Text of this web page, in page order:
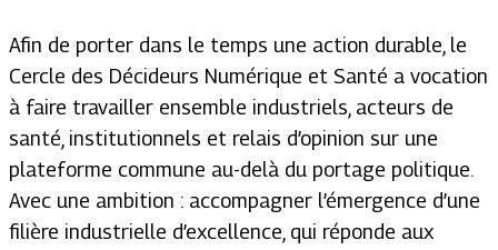
Afin de porter dans le temps une action durable, le
Cercle des Décideurs Numérique et Santé a vocation
à faire travailler ensemble industriels, acteurs de
santé, institutionnels et relais d’opinion sur une
plateforme commune au-delà du portage politique.
Avec une ambition : accompagner l’émergence d’une
filière industrielle d’excellence, qui réponde aux